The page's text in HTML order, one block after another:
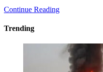
Continue Reading
Trending